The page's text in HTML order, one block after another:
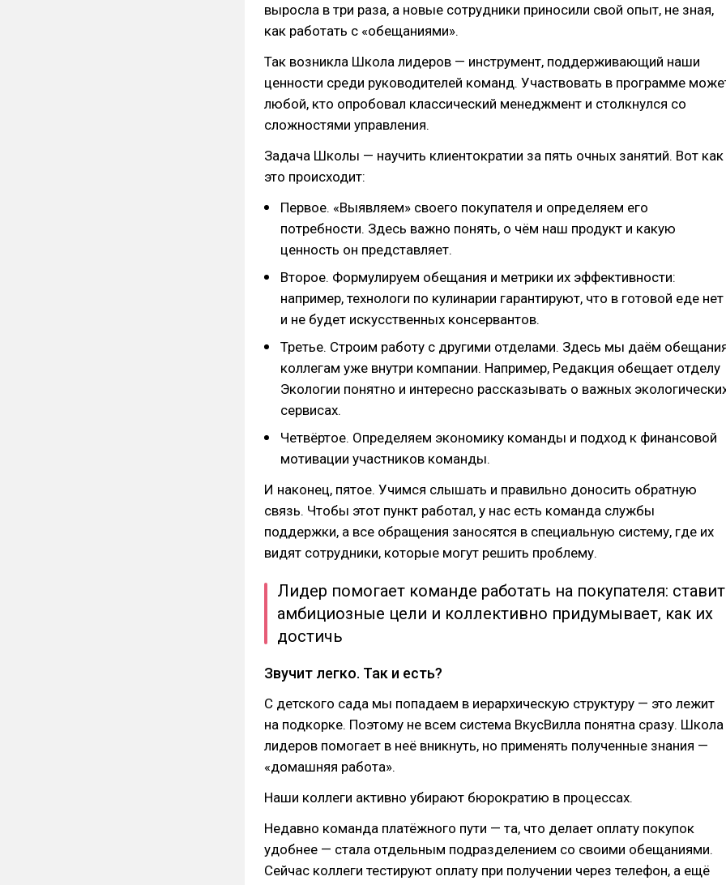
выросла в три раза, а новые сотрудники приносили свой опыт, не зная,
как работать с «обещаниями».
Так возникла Школа лидеров — инструмент, поддерживающий наши
ценности среди руководителей команд. Участвовать в программе
любой, кто опробовал классический менеджмент и столкнулся со
сложностями управления.
Задача Школы — научить клиентократии за пять очных занятий. Вот как
это происходит:
Первое. «Выявляем» своего покупателя и определяем его
потребности. Здесь важно понять, о чём наш продукт и какую
ценность он представляет.
Второе. Формулируем обещания и метрики их эффективности:
например, технологи по кулинарии гарантируют, что в готовой еде нет
и не будет искусственных консервантов.
Третье. Строим работу с другими отделами. Здесь мы даём
коллегам уже внутри компании. Например, Редакция обещает отделу
Экологии понятно и интересно рассказывать о важных
сервисах.
Четвёртое. Определяем экономику команды и подход к финансовой
мотивации участников команды.
И наконец, пятое. Учимся слышать и правильно доносить обратную
связь. Чтобы этот пункт работал, у нас есть команда службы
поддержки, а все обращения заносятся в специальную систему, где их
видят сотрудники, которые могут решить проблему.
Лидер помогает команде работать на покупателя: ставит
амбициозные цели и коллективно придумывает, как их
достичь
Звучит легко. Так и есть?
С детского сада мы попадаем в иерархическую структуру — это лежит
на подкорке. Поэтому не всем система ВкусВилла понятна сразу. Школа
лидеров помогает в неё вникнуть, но применять полученные знания —
«домашняя работа».
Наши коллеги активно убирают бюрократию в процессах.
Недавно команда платёжного пути — та, что делает оплату покупок
удобнее — стала отдельным подразделением со своими обещаниями.
Сейчас коллеги тестируют оплату при получении через телефон, а ещё